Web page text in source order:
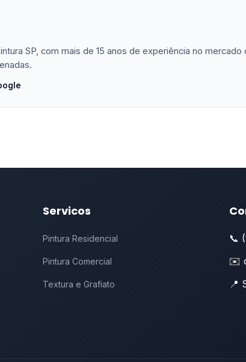
SP, com mais de 15 anos de experiência no mercado
Servicos
Pintura Residencial
Pintura Comercial
Textura e Grafiato
📞
✉️
📍